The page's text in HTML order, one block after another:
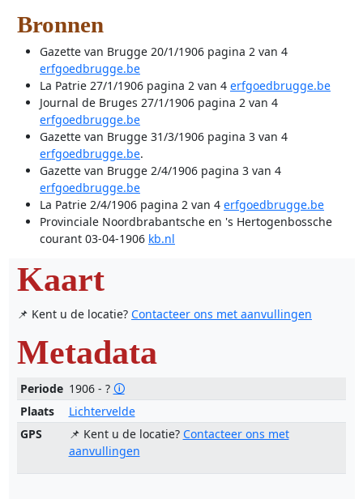
Bronnen
Gazette van Brugge 20/1/1906 pagina 2 van 4
erfgoedbrugge.be
La Patrie 27/1/1906 pagina 2 van 4 erfgoedbrugge.be
Journal de Bruges 27/1/1906 pagina 2 van 4
erfgoedbrugge.be
Gazette van Brugge 31/3/1906 pagina 3 van 4
erfgoedbrugge.be.
Gazette van Brugge 2/4/1906 pagina 3 van 4
erfgoedbrugge.be
La Patrie 2/4/1906 pagina 2 van 4 erfgoedbrugge.be
Provinciale Noordbrabantsche en 's Hertogenbossche
courant 03-04-1906 kb.nl
Kaart
📌 Kent u de locatie? Contacteer ons met aanvullingen
Metadata
Periode 1906 - ? 🛈
Plaats
Lichtervelde
GPS
📌 Kent u de locatie? Contacteer ons met
aanvullingen